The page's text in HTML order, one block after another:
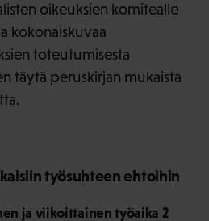
oikeuksien komitealle
kokonaiskuvaa
toteutumisesta
täytä peruskirjan mukaista
työsuhteen ehtoihin
ja viikoittainen työaika 2